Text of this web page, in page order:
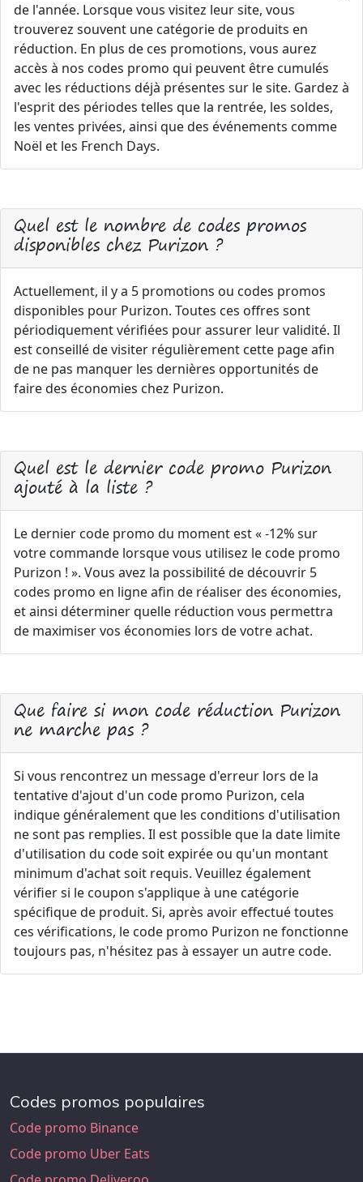
de l'année. Lorsque vous visitez leur site, vous
trouverez souvent une catégorie de produits en
réduction. En plus de ces promotions, vous aurez
accès à nos codes promo qui peuvent être cumulés
avec les réductions déjà présentes sur le site. Gardez à
l'esprit des périodes telles que la rentrée, les soldes,
les ventes privées, ainsi que des événements comme
Noël et les French Days.
Quel est le nombre de codes promos
disponibles chez Purizon ?
Actuellement, il y a 5 promotions ou codes promos
disponibles pour Purizon. Toutes ces offres sont
périodiquement vérifiées pour assurer leur validité. Il
est conseillé de visiter régulièrement cette page afin
de ne pas manquer les dernières opportunités de
faire des économies chez Purizon.
Quel est le dernier code promo Purizon
ajouté à la liste ?
Le dernier code promo du moment est « -12% sur
votre commande lorsque vous utilisez le code promo
Purizon ! ». Vous avez la possibilité de découvrir 5
codes promo en ligne afin de réaliser des économies,
et ainsi déterminer quelle réduction vous permettra
de maximiser vos économies lors de votre achat.
Que faire si mon code réduction Purizon
ne marche pas ?
Si vous rencontrez un message d'erreur lors de la
tentative d'ajout d'un code promo Purizon, cela
indique généralement que les conditions d'utilisation
ne sont pas remplies. Il est possible que la date limite
d'utilisation du code soit expirée ou qu'un montant
minimum d'achat soit requis. Veuillez également
vérifier si le coupon s'applique à une catégorie
spécifique de produit. Si, après avoir effectué toutes
ces vérifications, le code promo Purizon ne fonctionne
toujours pas, n'hésitez pas à essayer un autre code.
Codes promos populaires
Code promo Binance
Code promo Uber Eats